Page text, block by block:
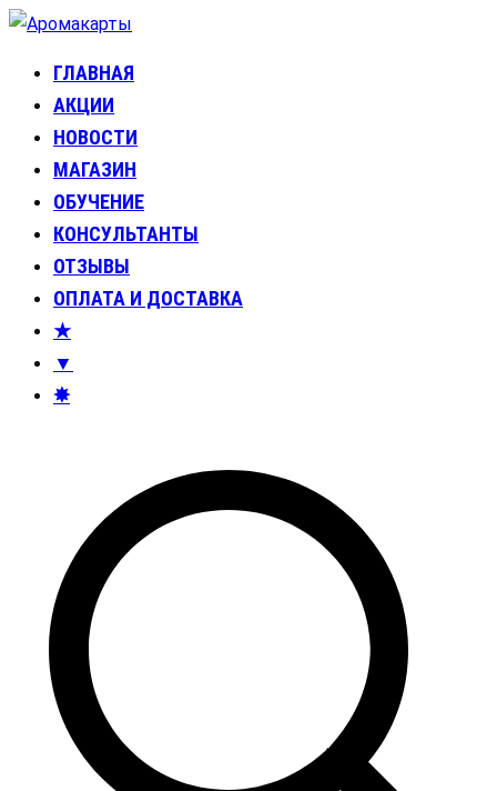
Перейти
содержимому
Аромакарты
Психологические эфирные карты • Аромапсихология
ГЛАВНАЯ
АКЦИИ
НОВОСТИ
МАГАЗИН
ОБУЧЕНИЕ
КОНСУЛЬТАНТЫ
ОТЗЫВЫ
ОПЛАТА И ДОСТАВКА
★
▼
✸